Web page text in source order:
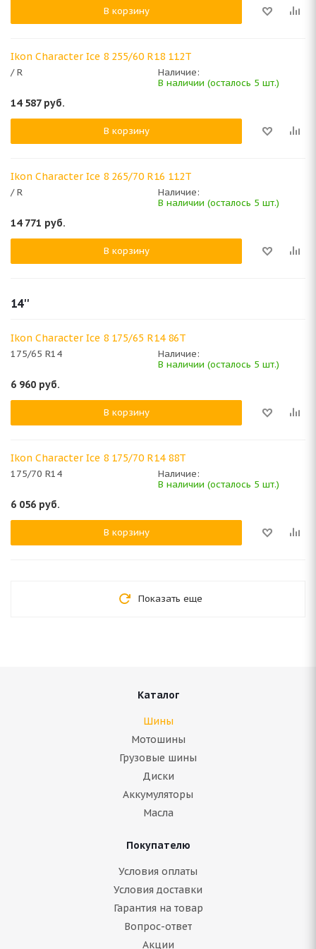
В корзину
Ikon Character Ice 8 255/60 R18 112T
/ R
Наличие:
В наличии (осталось 5 шт.)
14 587руб.
В корзину
Ikon Character Ice 8 265/70 R16 112T
/ R
Наличие:
В наличии (осталось 5 шт.)
14 771 руб.
В корзину
14''
Ikon Character Ice 8 175/65 R14 86T
175/65 R14
Наличие:
В наличии (осталось 5 шт.)
6 960 руб.
В корзину
Ikon Character Ice 8 175/70 R14 88T
175/70 R14
Наличие:
В наличии (осталось 5 шт.)
6 056 руб.
В корзину
Показать еще
Каталог
Шины
Мотошины
Грузовые шины
Диски
Аккумуляторы
Масла
Покупателю
Условия оплаты
Условия доставки
Гарантия на товар
Вопрос-ответ
Акции